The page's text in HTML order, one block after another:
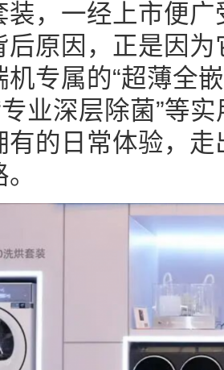
装，一经上市便
后原因，正是因
专属的“超薄全
专业深层除菌”等
有的日常体验，